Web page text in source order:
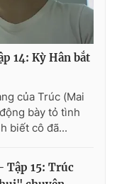
14: Kỳ Hân bắt
của Trúc (Mai
bày tỏ tình
biết cô đã...
Tập 15: Trúc